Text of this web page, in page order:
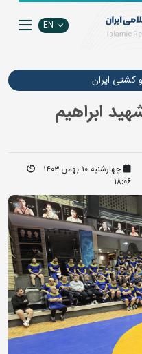
EN
كشتي ايران
ابراهیم
چهارشنبه ۱۰ بهمن ۱۴۰۳
18:06